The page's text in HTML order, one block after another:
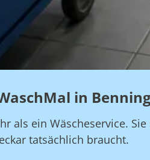
in
als ein Wäscheservice.
tatsächlich braucht.